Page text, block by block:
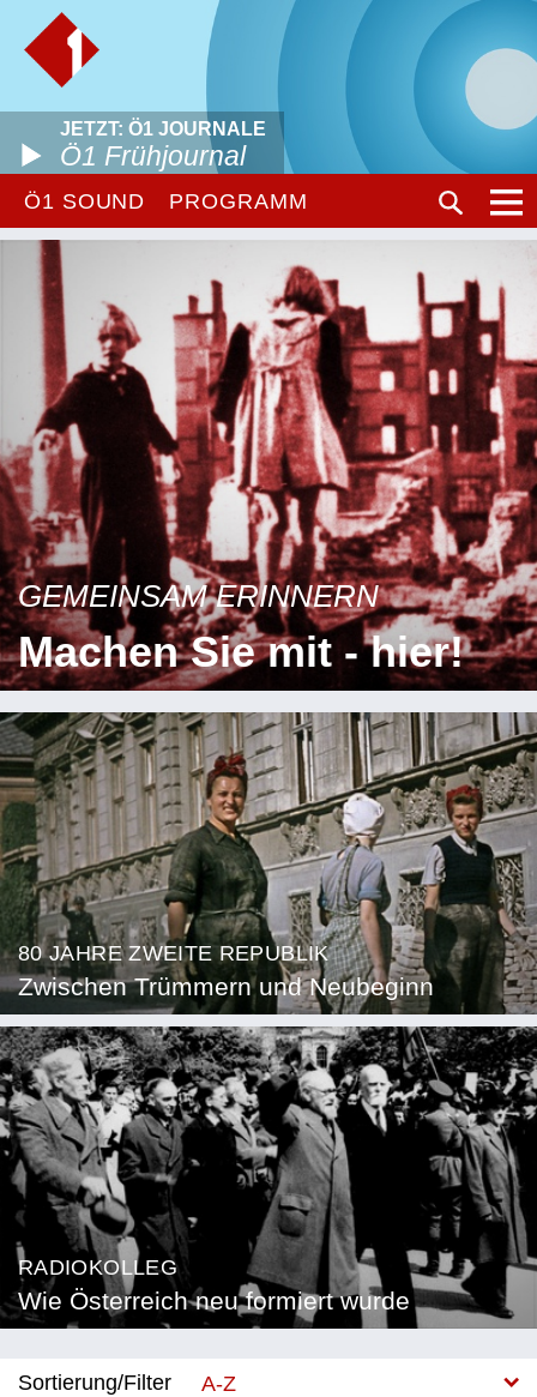
JETZT: Ö1 JOURNALE
Ö1 Frühjournal
Ö1 SOUND PROGRAMM
GEMEINSAM ERINNERN
Machen Sie mit - hier!
80 JAHRE ZWEITE REPUBLIK
Zwischen Trümmern und Neubeginn
RADIOKOLLEG
Wie Österreich neu formiert wurde
Sortierung/Filter
A-Z